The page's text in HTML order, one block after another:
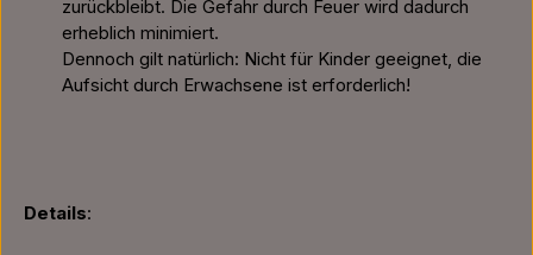
zurückbleibt. Die Gefahr durch Feuer wird dadurch
erheblich minimiert.
Dennoch gilt natürlich: Nicht für Kinder geeignet, die
Aufsicht durch Erwachsene ist erforderlich!
Details: